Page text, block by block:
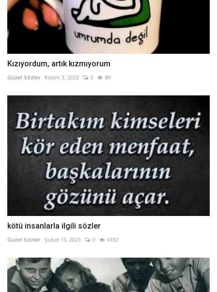
Kızıyordum, artık kızmıyorum
Güzel Sözler Kasım 3, 2023 0 80
kötü insanlarla ilgili sözler
Güzel Sözler Şubat 15, 2023 0 6102